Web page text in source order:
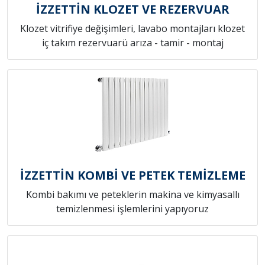
İZZETTİN KLOZET VE REZERVUAR
Klozet vitrifiye değişimleri, lavabo montajları klozet
iç takım rezervuarü arıza - tamir - montaj
İZZETTİN KOMBİ VE PETEK TEMİZLEME
Kombi bakımı ve peteklerin makina ve kimyasallı
temizlenmesi işlemlerini yapıyoruz